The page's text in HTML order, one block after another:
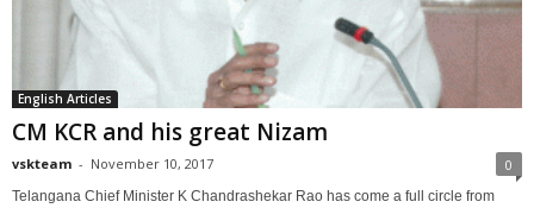
English Articles
CM KCR and his great Nizam
vskteam - November 10, 2017 0
Telangana Chief Minister K Chandrashekar Rao has come a full circle from